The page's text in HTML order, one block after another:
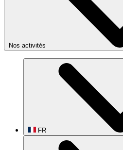
Nos activités
FR